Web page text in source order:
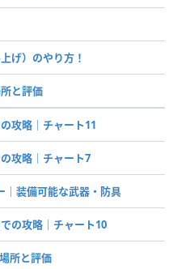
げ）のやり方！
と評価
攻略｜チャート11
攻略｜チャート7
｜装備可能な武器・防具
の攻略｜チャート10
所と評価